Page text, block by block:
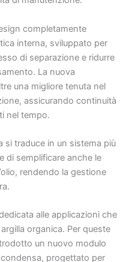
completamente
interna, sviluppato per
di separazione e ridurre
La nuova
una migliore tenuta nel
assicurando continuità
nel tempo.
si traduce in un sistema più
di semplificare anche le
rendendo la gestione
alle applicazioni che
organica. Per queste
un nuovo modulo
progettato per